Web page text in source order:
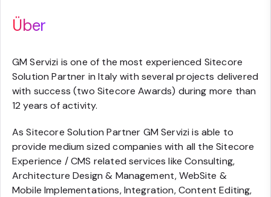
Über
GM Servizi is one of the most experienced Sitecore
Solution Partner in Italy with several projects delivered
with success (two Sitecore Awards) during more than
12 years of activity.
As Sitecore Solution Partner GM Servizi is able to
provide medium sized companies with all the Sitecore
Experience / CMS related services like Consulting,
Architecture Design & Management, WebSite &
Mobile Implementations, Integration, Content Editing,